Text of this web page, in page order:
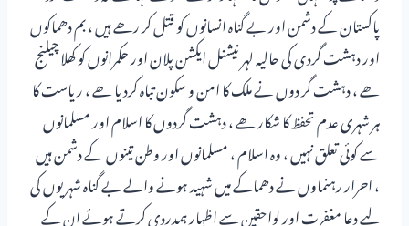
پاکستان کے دشمن اور بے گناہ انسانوں کو قتل کر رھے ہیں ، بم دھماکوں
اور دہشت گردی کی حالیہ لہر نیشنل ایکشن پلان اور حکمرانوں کو کھلا چیلنج
ھے ، دہشت گر دوںنے ملک کا امن و سکون تباہ کردیا ھے ، ریاست کا
ہر شہری عدم تحفظ کا شکار ھے ، دہشت گردوں کا اسلام اور مسلمانوں
سے کوئی تعلق نہیں ، وہ اسلام ، مسلمانوں اور وطن تینوں کے دشمن ہیں
، احرار رہنماوں نے دھماکے میں شہید ہونے والے بے گناہ شہریوں کی
لیے دعا مغفرت اور لواحقین سے اظہار ہمدردی کرتے ہوئے ان کے